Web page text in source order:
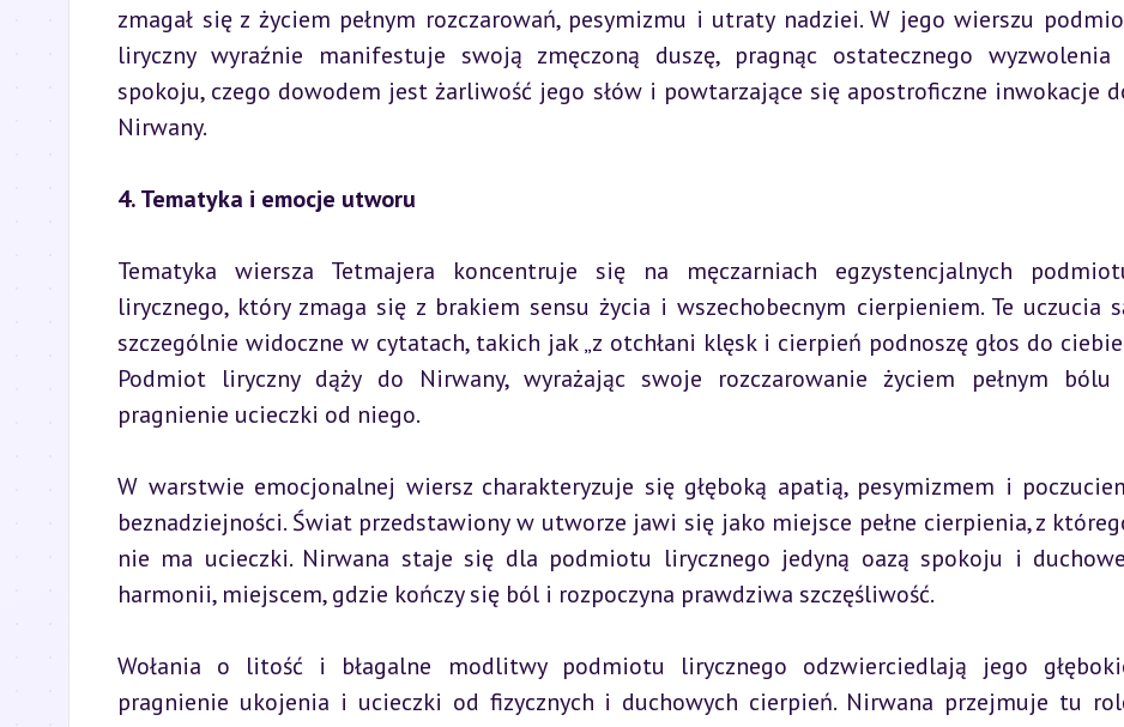
zmagał się z życiem pełnym rozczarowań, pesymizmu i utraty nadziei. W jego wierszu
liryczny wyraźnie manifestuje swoją zmęczoną duszę, pragnąc ostatecznego wyzwolenia
spokoju, czego dowodem jest żarliwość jego słów i powtarzające się apostroficzne inwokacje
Nirwany.
4. Tematyka i emocje utworu
Tematyka wiersza Tetmajera koncentruje się na męczarniach egzystencjalnych
lirycznego, który zmaga się z brakiem sensu życia i wszechobecnym cierpieniem. Te uczucia
szczególnie widoczne w cytatach, takich jak „z otchłani klęsk i cierpień podnoszę głos do
Podmiot liryczny dąży do Nirwany, wyrażając swoje rozczarowanie życiem pełnym bólu
pragnienie ucieczki od niego.
W warstwie emocjonalnej wiersz charakteryzuje się głęboką apatią, pesymizmem i
beznadziejności. Świat przedstawiony w utworze jawi się jako miejsce pełne cierpienia, z
nie ma ucieczki. Nirwana staje się dla podmiotu lirycznego jedyną oazą spokoju i
harmonii, miejscem, gdzie kończy się ból i rozpoczyna prawdziwa szczęśliwość.
Wołania o litość i błagalne modlitwy podmiotu lirycznego odzwierciedlają jego
pragnienie ukojenia i ucieczki od fizycznych i duchowych cierpień. Nirwana przejmuje tu